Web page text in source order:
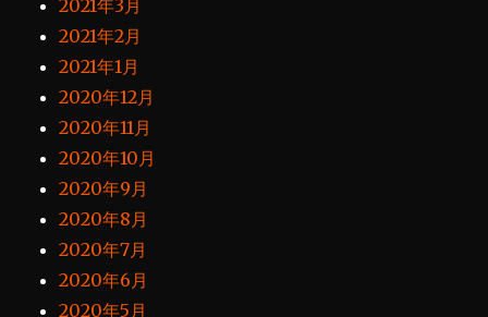
2021年3月
2021年2月
2021年1月
2020年12月
2020年11月
2020年10月
2020年9月
2020年8月
2020年7月
2020年6月
2020年5月